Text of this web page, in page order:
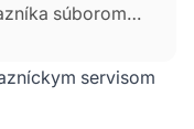
súborom
Je to
alebo
servisom